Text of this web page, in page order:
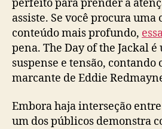
perfeito para prender a
assiste. Se você procura uma
conteúdo mais profundo,
pena. The Day of the Jackal
suspense e tensão, contando
marcante de Eddie
Embora haja interseção entre
um dos públicos demonstra